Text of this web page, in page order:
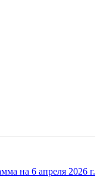
на 6 апреля 2026 г.